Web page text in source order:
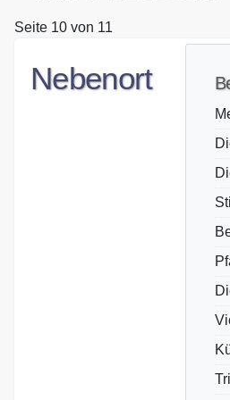
Seite 10 von 11
Nebenort